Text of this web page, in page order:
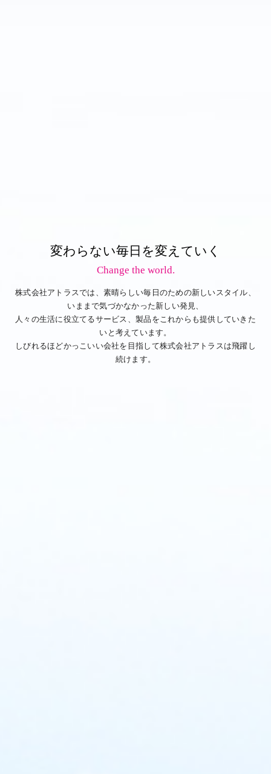
変わらない毎日を変えていく
Change the world.
株式会社アトラスでは、素晴らしい毎日のための新しいスタイル、
いままで気づかなかった新しい発見、
人々の生活に役立てるサービス、製品をこれからも提供していきた
いと考えています。
しびれるほどかっこいい会社を目指して株式会社アトラスは飛躍し
続けます。